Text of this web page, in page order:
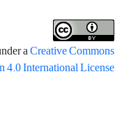
aCreative Commons
4.0 International License